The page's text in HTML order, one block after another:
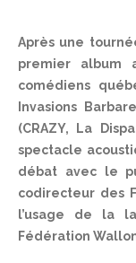
Après une
premier album
comédiens
Invasions
(CRAZY, La
spectacle
débat avec le
codirecteur des
l’usage de la
Fédération